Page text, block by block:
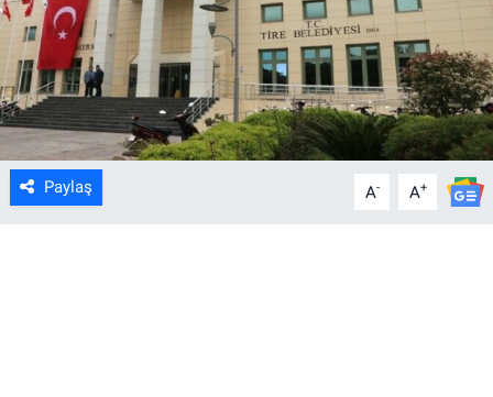
Paylaş A- A+